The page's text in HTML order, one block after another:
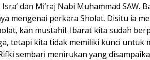
dan Mi’raj Nabi Muhammad SAW.
mengenai perkara Sholat. Disitu ia
kan mustahil. Ibarat kita sudah
tetapi kita tidak memiliki kunci untuk
sembari menirukan yang